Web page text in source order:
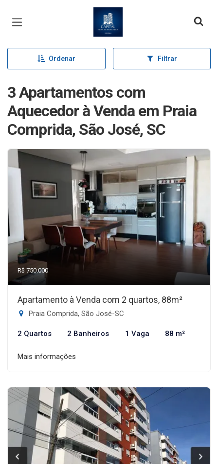
Página inicial
Ordenar Filtrar
3 Apartamentos com
Aquecedor à Venda em Praia
Comprida, São José, SC
R$ 750.000
Apartamento à Venda com 2 quartos, 88m²
Praia Comprida, São José-SC
2 Quartos 2 Banheiros 1 Vaga 88 m²
Mais informações